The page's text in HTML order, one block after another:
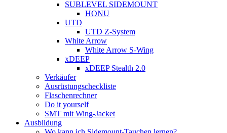
SUBLEVEL SIDEMOUNT
HONU
UTD
UTD Z-System
White Arrow
White Arrow S-Wing
xDEEP
xDEEP Stealth 2.0
Verkäufer
Ausrüstungscheckliste
Flaschenrechner
Do it yourself
SMT mit Wing-Jacket
Ausbildung